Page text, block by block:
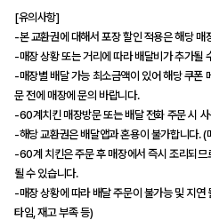
[유의사항]
-본 교환권에 대해서 포장 할인 적용은 해당 매
-매장 상황 또는 거리에 따라 배달비가 추가될
-매장별 배달 가능 최소금액이 있어 해당 쿠폰
문 전에 매장에 문의 바랍니다.
-60계치킨 매장방문 또는 배달 전화 주문 시
-해당 교환권은 배달앱과 혼용이 불가합니다. (
-60계 치킨은 주문 후 매장에서 즉시 조리되
될 수 있습니다.
-매장 상황에 따라 배달 주문이 불가능 및 지연
타임, 재고 부족 등)